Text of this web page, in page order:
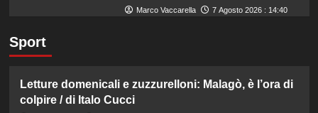
Marco Vaccarella 7 Agosto 2026 : 14:40
Sport
Letture domenicali e zuzzurelloni: Malagò, è l’ora di
colpire / di Italo Cucci